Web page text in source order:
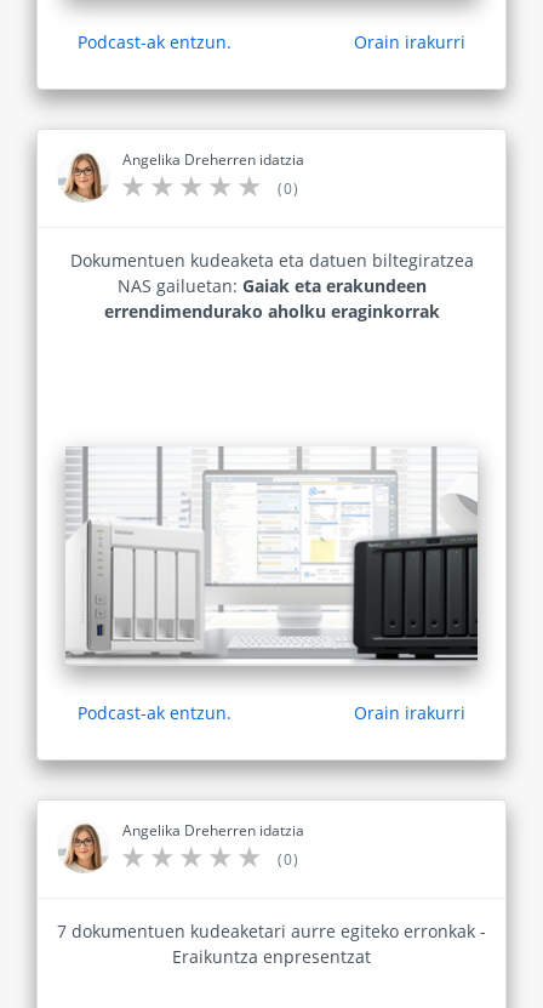
Podcast-ak entzun. Orain irakurri
Angelika Dreherren idatzia
(0)
Dokumentuen kudeaketa eta datuen biltegiratzea
NAS gailuetan: Gaiak eta erakundeen
errendimendurako aholku eraginkorrak
Podcast-ak entzun. Orain irakurri
Angelika Dreherren idatzia
(0)
7 dokumentuen kudeaketari aurre egiteko erronkak -
Eraikuntza enpresentzat